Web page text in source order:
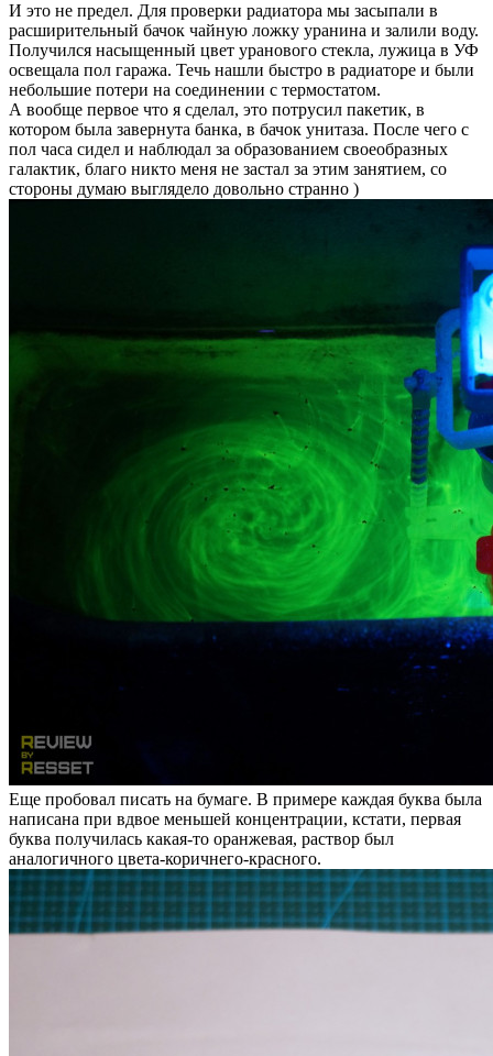
И это не предел. Для проверки радиатора мы засыпали в
расширительный бачок чайную ложку уранина и залили воду.
Получился насыщенный цвет уранового стекла, лужица в УФ
освещала пол гаража. Течь нашли быстро в радиаторе и были
небольшие потери на соединении с термостатом.
А вообще первое что я сделал, это потрусил пакетик, в
котором была завернута банка, в бачок унитаза. После чего с
пол часа сидел и наблюдал за образованием своеобразных
галактик, благо никто меня не застал за этим занятием, со
стороны думаю выглядело довольно странно )
Еще пробовал писать на бумаге. В примере каждая буква была
написана при вдвое меньшей концентрации, кстати, первая
буква получилась какая-то оранжевая, раствор был
аналогичного цвета-коричнего-красного.